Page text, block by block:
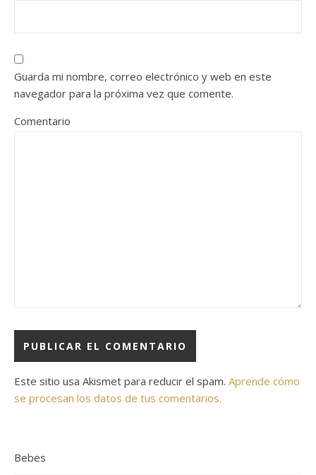
Guarda mi nombre, correo electrónico y web en este
navegador para la próxima vez que comente.
Comentario
Este sitio usa Akismet para reducir el spam. Aprende cómo
se procesan los datos de tus comentarios.
Bebes